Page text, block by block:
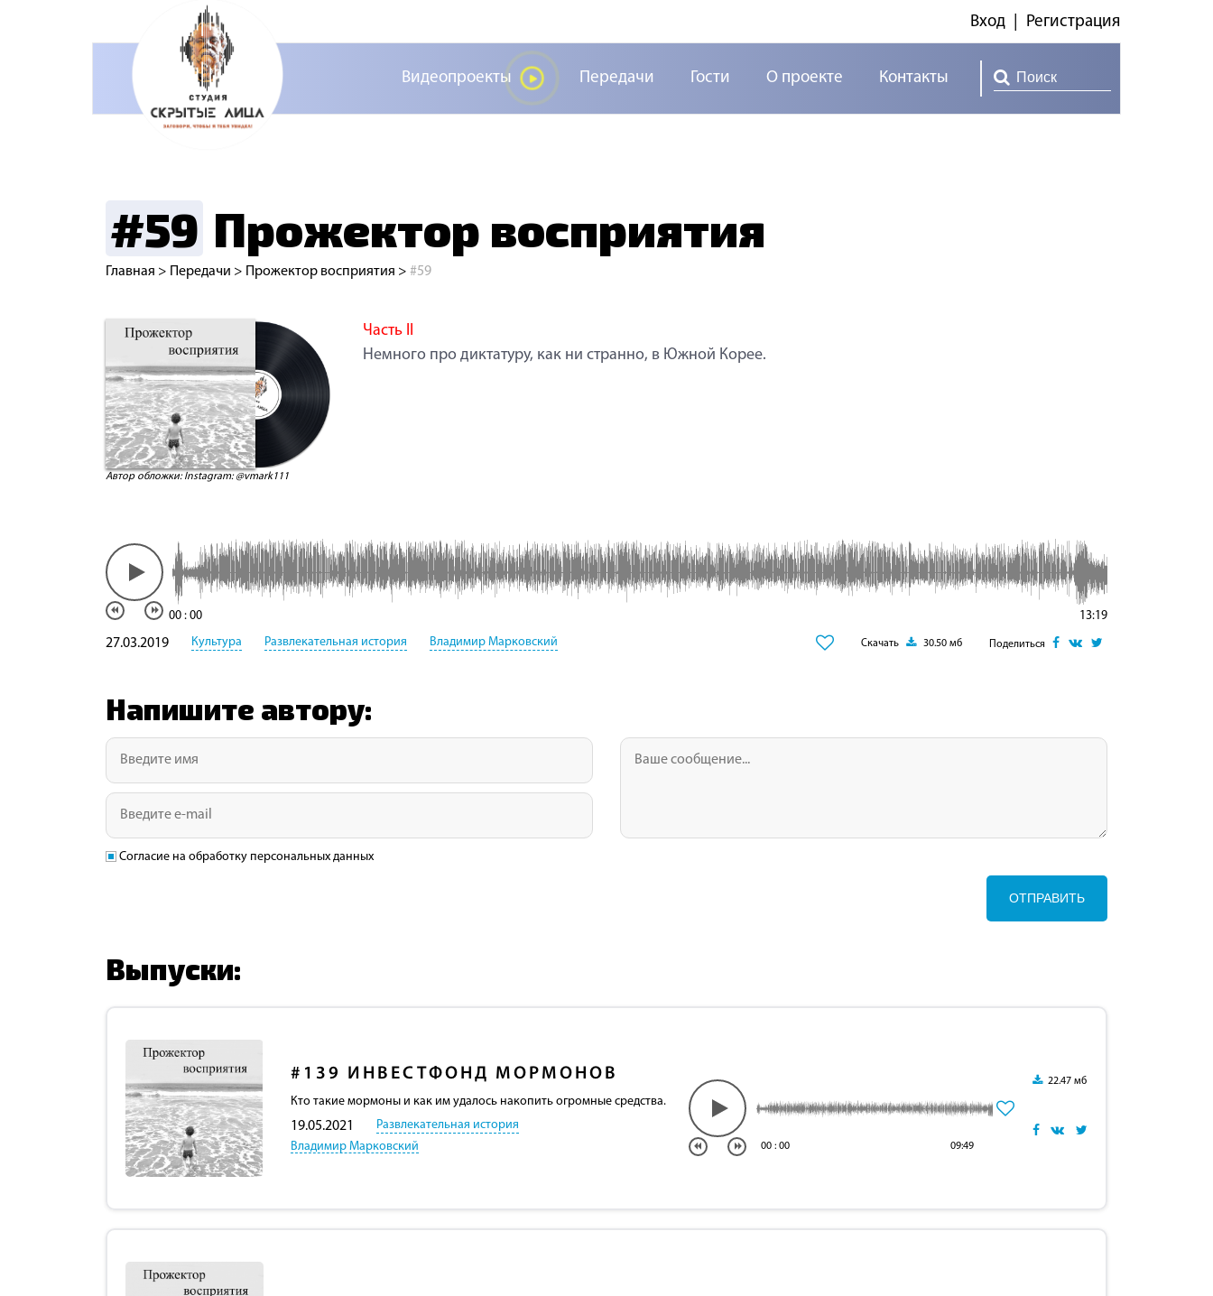
Видеопроекты Передачи Гости О проекте Контакты
Вход Регистрация
#59 Прожектор восприятия
Главная > Передачи > Прожектор восприятия > #59
Автор обложки: Instagram: @vmark111
Часть II
Немного про диктатуру, как ни странно, в Южной Корее.
00 : 00 13:19
Скачать 30.50 мб Поделиться
27.03.2019 Культура Развлекательная история Владимир Марковский
Напишите автору:
Согласие на обработку персональных данных
ОТПРАВИТЬ
Выпуски:
#139 ИНВЕСТФОНД МОРМОНОВ
Кто такие мормоны и как им удалось накопить огромные средства.
19.05.2021
Развлекательная история
Владимир Марковский
00 : 00 09:49
22.47 мб